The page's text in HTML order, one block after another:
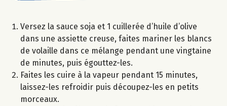
Versez la sauce soja et 1 cuillerée d’huile d’olive
dans une assiette creuse, faites mariner les blancs
de volaille dans ce mélange pendant une vingtaine
de minutes, puis égouttez-les.
Faites les cuire à la vapeur pendant 15 minutes,
laissez-les refroidir puis découpez-les en petits
morceaux.